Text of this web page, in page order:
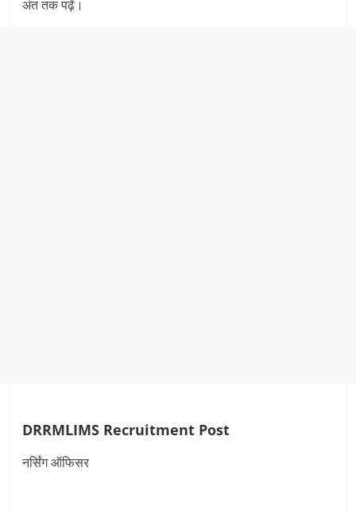
अंत तक पढ़ें।
DRRMLIMS Recruitment Post
नर्सिंग ऑफिसर